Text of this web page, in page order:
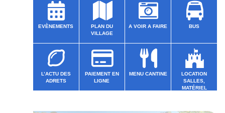
EVÈNEMENTS
PLAN DU
VILLAGE
A VOIR A FAIRE BUS
L’ACTU DES
ADRETS
PAIEMENT EN
LIGNE
MENU CANTINE
LOCATION
SALLES,
MATÉRIEL